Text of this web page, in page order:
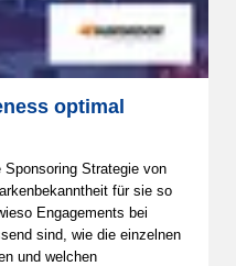
optimal
Strategie von
für sie so
Engagements bei
sind, wie die einzelnen
und welchen